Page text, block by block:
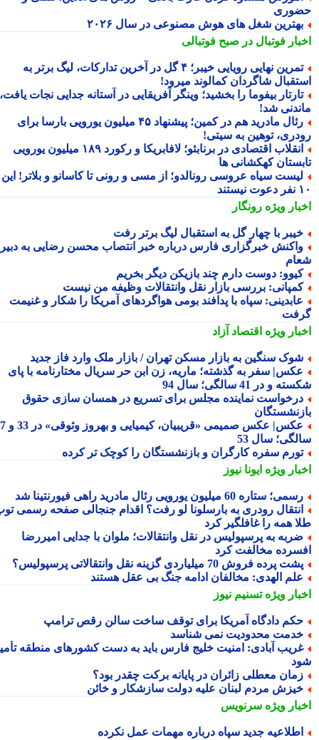
شغل های هوش مصنوعی در سال ۲۰۲۶
فوتبال در صبح فوتبالی
تمرین نهایی رویایی خیبر؛ ۴ گل در آخرین تدارکات، لیگ برتر به
شاگردان کمالوند میرود!
بیفوما را بخشید؛ وینگر آفریقایی در آستانه جدایی نجات یافت،
شد!
رئال مادرید هم در کمین؛ پیشنهاد ۴۵ میلیون یورویی بارسا برای
توهین به سیتی!
انقلاب اقتصادی در برنابئو؛ لافابریکا و رکورد ۱۸۹ میلیون یورویی
کهکشانی ها
سیاه عروسی رونالدو؛ از مسی و رونی تا کاسانو و بلاتر! این
ویژهرونگار
با چهار گل به استقبال لیگ برتر رفت
خبرگزاری فارس درباره خبر انتصاب محسن رضایی به دبیری
دوست دارم چند بازیکن دیگر بخریم
بررسی بازار نقل وانتقالات وظیفه من نیست
سپاه با پدافند بومی هواگردهای آمریکا را شکار و غنیمت
ویژهاقتصاد آزاد
سنگین به بازار مسکن تهران / بازار ملک وارد فاز جدید
سفر به گذشته؛ ماریه، زن ابن حر سریال مختارنامه با پای
و در 41 سالگی؛ سال 94
نماینده مجلس برای تسریع در همسان سازی حقوق
عکس| عکس صمیمی «قریبیان، کیمیایی و بهروز وثوقی» در 33 و 37
سال 53
سفره کارگران و بازنشستگان را کوچک تر کرده
ویژهایونا نیوز
ستاره 60 میلیون یورویی رئال مادرید راهی فیورنتینا شد
رودری به بارسلونا لو رفت؟ اقدام جنجالی صفحه رسمی توپ
همه را غافلگیر کرد
به پرسپولیس در نقل وانتقالات؛ ملوان با جدایی امیررضا
مخالفت کرد
پرده فروش 70 میلیاردی گزینه نقل وانتقالاتی پرسپولیس؟
الهدی: مخالفان ادامه جنگ بی عقل هستند
ویژهتسنیم نیوز
دادگاه آمریکا برای توقف ساخت سالن رقص ترامپ
محدودیت نمی شناسد
آبادی: امنیت خلیج فارس باید به دست کشورهای منطقه تأمین
معطلی زائران در پایانه برکت چقدر بود؟
مردم لبنان علیه دولت سازشکار و خائن
ویژهسرنویس
جدید سپاه درباره مهمات عمل نکرده